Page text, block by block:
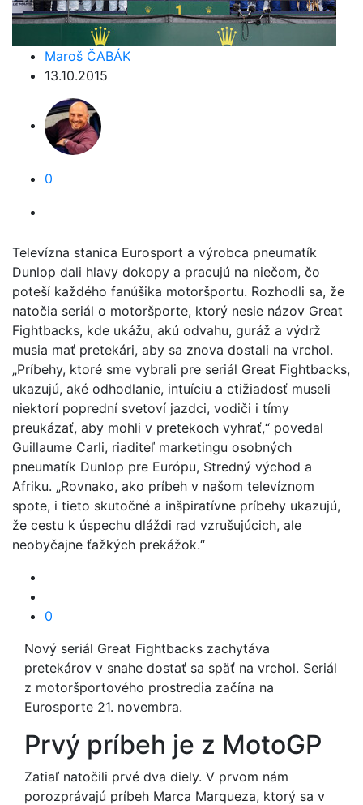
Maroš ČABÁK
13.10.2015
0
Televízna stanica Eurosport a výrobca pneumatík
Dunlop dali hlavy dokopy a pracujú na niečom, čo
poteší každého fanúšika motoršportu. Rozhodli sa, že
natočia seriál o motoršporte, ktorý nesie názov Great
Fightbacks, kde ukážu, akú odvahu, guráž a výdrž
musia mať pretekári, aby sa znova dostali na vrchol.
„Príbehy, ktoré sme vybrali pre seriál Great Fightbacks,
ukazujú, aké odhodlanie, intuíciu a ctižiadosť museli
niektorí poprední svetoví jazdci, vodiči i tímy
preukázať, aby mohli v pretekoch vyhrať,“ povedal
Guillaume Carli, riaditeľ marketingu osobných
pneumatík Dunlop pre Európu, Stredný východ a
Afriku. „Rovnako, ako príbeh v našom televíznom
spote, i tieto skutočné a inšpiratívne príbehy ukazujú,
že cestu k úspechu dláždi rad vzrušujúcich, ale
neobyčajne ťažkých prekážok.“
0
Nový seriál Great Fightbacks zachytáva
pretekárov v snahe dostať sa späť na vrchol. Seriál
z motoršportového prostredia začína na
Eurosporte 21. novembra.
Prvý príbeh je z MotoGP
Zatiaľ natočili prvé dva diely. V prvom nám
porozprávajú príbeh Marca Marqueza, ktorý sa v